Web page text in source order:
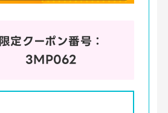
限定クーポン番号：
3MP062